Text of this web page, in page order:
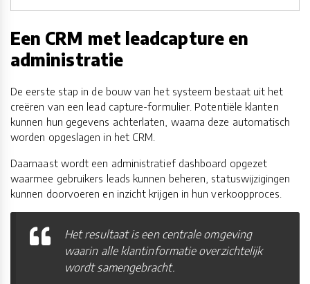
Een CRM met leadcapture en
administratie
De eerste stap in de bouw van het systeem bestaat uit het
creëren van een lead capture-formulier. Potentiële klanten
kunnen hun gegevens achterlaten, waarna deze automatisch
worden opgeslagen in het CRM.
Daarnaast wordt een administratief dashboard opgezet
waarmee gebruikers leads kunnen beheren, statuswijzigingen
kunnen doorvoeren en inzicht krijgen in hun verkoopproces.
Het resultaat is een centrale omgeving
waarin alle klantinformatie overzichtelijk
wordt samengebracht.